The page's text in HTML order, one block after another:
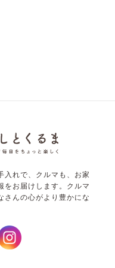
入れで、クルマも、お家
をお届けします。クルマ
さんの心がより豊かにな